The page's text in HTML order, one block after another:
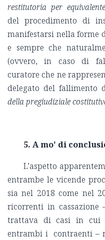
restitutoria per equivalente
del procedimento di
manifestarsi nella forme
e sempre che
(ovvero, in caso di
curatore che ne
delegato del fallimento
della pregiudiziale
5. A mo' di
L’aspetto
entrambe le vicende
sia nel 2018 come nel
ricorrenti in cassazione
trattava di casi in cui
entrambi i contraenti –